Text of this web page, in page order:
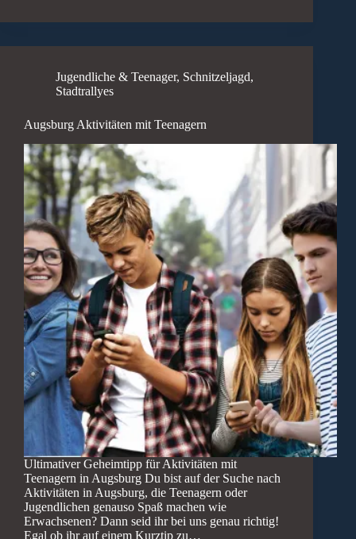
Jugendliche & Teenager, Schnitzeljagd,
Stadtrallyes
Augsburg Aktivitäten mit Teenagern
Ultimativer Geheimtipp für Aktivitäten mit
Teenagern in Augsburg Du bist auf der Suche nach
Aktivitäten in Augsburg, die Teenagern oder
Jugendlichen genauso Spaß machen wie
Erwachsenen? Dann seid ihr bei uns genau richtig!
Egal ob ihr auf einem Kurztip zu…